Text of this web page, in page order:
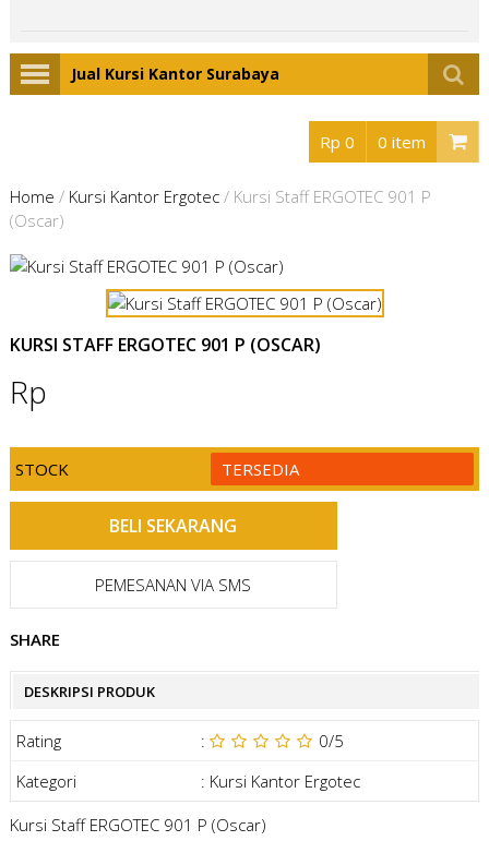
Jual Kursi Kantor Surabaya
Rp 0 0 item
Home / Kursi Kantor Ergotec/ Kursi Staff ERGOTEC 901 P
(Oscar)
KURSI STAFF ERGOTEC 901 P (OSCAR)
Rp
STOCK TERSEDIA
PEMESANAN VIA SMS
SHARE
DESKRIPSI PRODUK
Rating : 0/5
Kategori
: Kursi Kantor Ergotec
Kursi Staff ERGOTEC 901 P (Oscar)